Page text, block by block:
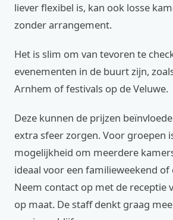
liever flexibel is, kan ook losse
zonder arrangement.
Het is slim om van tevoren te
evenementen in de buurt zijn,
Arnhem of festivals op de Veluwe.
Deze kunnen de prijzen
extra sfeer zorgen. Voor groepen
mogelijkheid om meerdere
ideaal voor een familieweekend
Neem contact op met de receptie
op maat. De staff denkt graag